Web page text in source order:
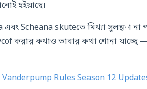
হইয়াছে।
এবং Scheana skuteতে মিথ্যা সুলझা না
করার কথাও ভাবার কথা শোনা যাচ্ছে —
Rules Season 12